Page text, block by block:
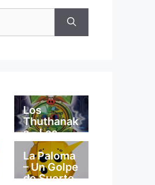
Los
Thuthanak
a – Los
Thuthanak
a
La Paloma
– Un Golpe
de Suerte